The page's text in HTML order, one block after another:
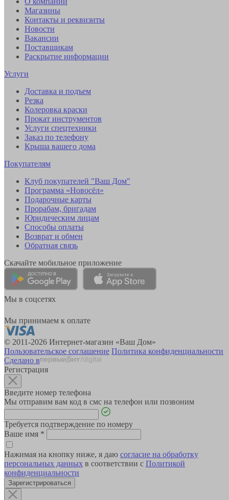
Магазины
Контакты и реквизиты
Новости
Вакансии
Поставщикам
Раскрытие информации
Услуги
Доставка и подъем
Резка
Колеровка краски
Прокат инструментов
Услуги спецтехники
Заказ по телефону
Крыша вашего дома
Покупателям
Клуб покупателей "Ваш Дом"
Программа «Новосёл»
Подарочные карты
Прорабам, бригадам
Юридическим лицам
Способы оплаты
Возврат и обмен
Обратная связь
Скачайте мобильное приложение
Мы в соцсетях
Мы принимаем к оплате
© 2011-2026 Интернет-магазин «Ваш Дом»
Пользовательское соглашение Политика конфиденциальности
Сделано в
Регистрация
Введите номер телефона
Мы отправим вам код в смс на телефон или позвоним
Требуется подтверждение по номеру
Ваше имя *
Нажимая на кнопку ниже, я даю согласие на обработку
персональных данных в соответствии с Политикой
конфиденциальности
Зарегистрироваться